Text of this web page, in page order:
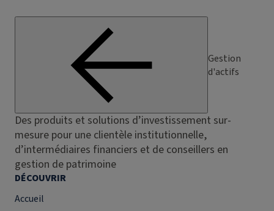
Gestion
d'actifs
Des produits et solutions d’investissement sur-
mesure pour une clientèle institutionnelle,
d’intermédiaires financiers et de conseillers en
gestion de patrimoine
DÉCOUVRIR
Accueil